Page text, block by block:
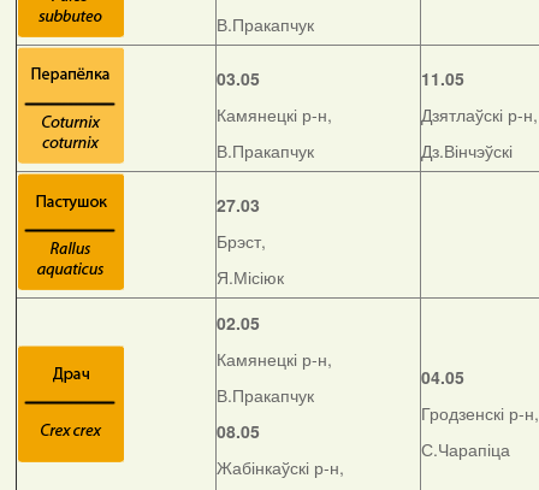
В.Пракапчук
03.05
Камянецкі р-н,
В.Пракапчук
11.05
Дзятлаўскі р-н,
Дз.Вінчэўскі
27.03
Брэст,
Я.Місіюк
02.05
Камянецкі р-н,
В.Пракапчук
08.05
Жабінкаўскі р-н,
04.05
Гродзенскі р-н,
С.Чарапіца